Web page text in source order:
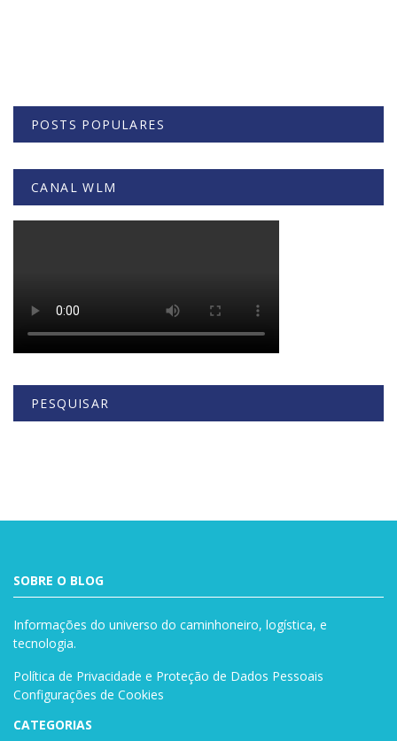
POSTS POPULARES
CANAL WLM
PESQUISAR
SOBRE O BLOG
Informações do universo do caminhoneiro, logística, e
tecnologia.
Política de Privacidade e Proteção de Dados Pessoais
Configurações de Cookies
CATEGORIAS